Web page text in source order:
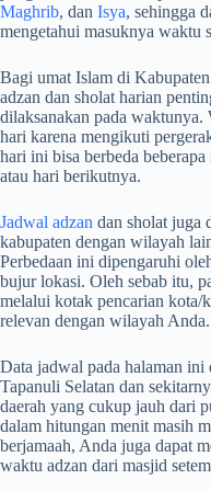
Maghrib, dan Isya, sehingga
mengetahui masuknya waktu
Bagi umat Islam di
adzan dan sholat harian
dilaksanakan pada waktunya.
hari karena mengikuti
hari ini bisa berbeda
atau hari berikutnya.
Jadwal adzan dan sholat juga
kabupaten dengan wilayah
Perbedaan ini dipengaruhi
bujur lokasi. Oleh sebab itu,
melalui kotak pencarian kota/
relevan dengan wilayah Anda.
Data jadwal pada halaman
Tapanuli Selatan dan
daerah yang cukup jauh dari
dalam hitungan menit masih
berjamaah, Anda juga dapat
waktu adzan dari masjid